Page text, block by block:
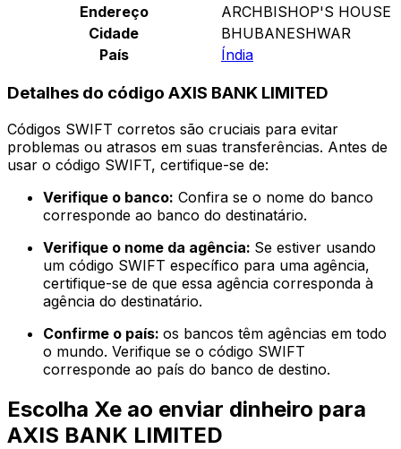
Endereço
ARCHBISHOP'S HOUSE
Cidade
BHUBANESHWAR
País
Índia
Detalhes do código AXIS BANK LIMITED
Códigos SWIFT corretos são cruciais para evitar
problemas ou atrasos em suas transferências. Antes de
usar o código SWIFT, certifique-se de:
Verifique o banco: Confira se o nome do banco
corresponde ao banco do destinatário.
Verifique o nome da agência: Se estiver usando
um código SWIFT específico para uma agência,
certifique-se de que essa agência corresponda à
agência do destinatário.
Confirme o país: os bancos têm agências em todo
o mundo. Verifique se o código SWIFT
corresponde ao país do banco de destino.
Escolha Xe ao enviar dinheiro para
AXIS BANK LIMITED